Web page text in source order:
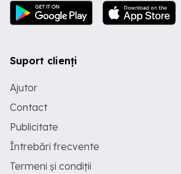
Suport clienți
Ajutor
Contact
Publicitate
Întrebări frecvente
Termeni și condiții